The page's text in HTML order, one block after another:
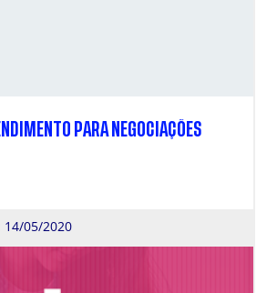
PARA NEGOCIAÇÕES
14/05/2020